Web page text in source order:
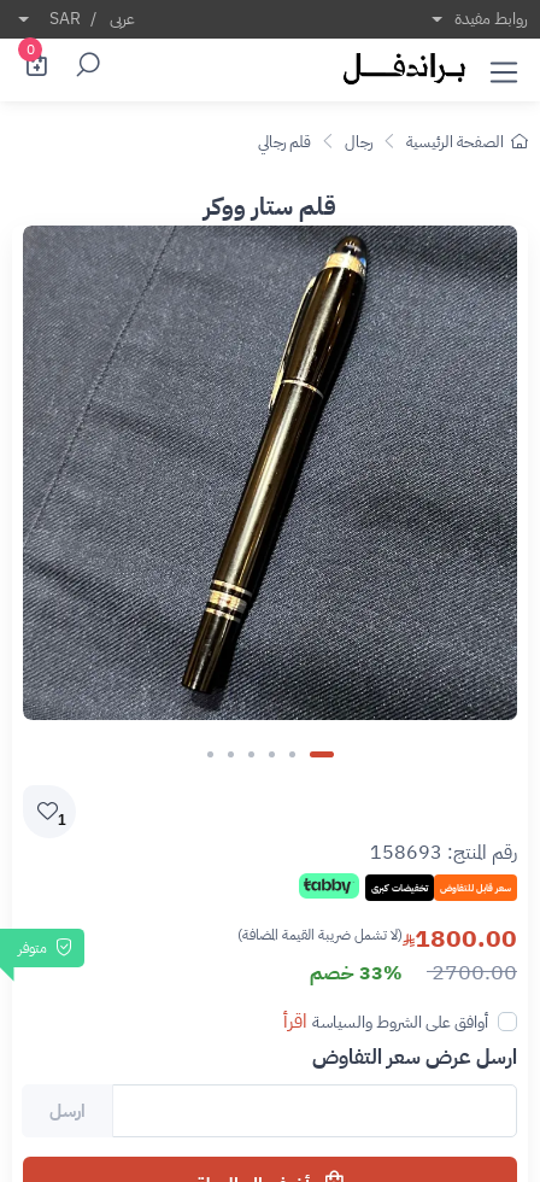
روابط مفيدة عربى /
SAR
0
الصفحة الرئيسية رجال قلم رجالي
قلم ستار ووكر
1
رقم المنتج: 158693
سعر قابل للتفاوض تخفيضات كبرى
متوفر 1800.00 (لا تشمل ضريبة القيمة المضافة)
2700.00 33% خصم
أوافق على الشروط والسياسة اقرأ
ارسل عرض سعر التفاوض
ارسل